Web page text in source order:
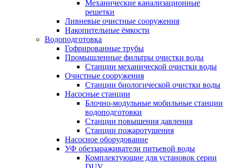
Механические канализационные
решетки
Ливневые очистные сооружения
Накопительные ёмкости
Водоподготовка
Гофрированные трубы
Промышленные фильтры очистки воды
Станции механической очистки воды
Очистные сооружения
Станции биологической очистки воды
Насосные станции
Блочно-модульные мобильные станции
водоподготовки
Станции повышения давления
Станции пожаротушения
Насосное оборудование
УФ обеззараживатели питьевой воды
Комплектующие для установок серии